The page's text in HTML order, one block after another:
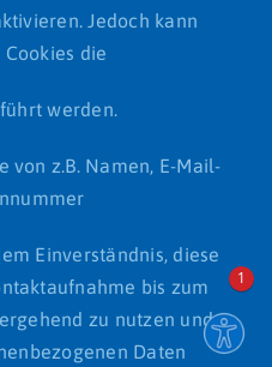
Jedoch kann
die
werden.
von z.B. Namen, E-Mail-
Einverständnis, diese
bis zum
zu nutzen und
Daten
1